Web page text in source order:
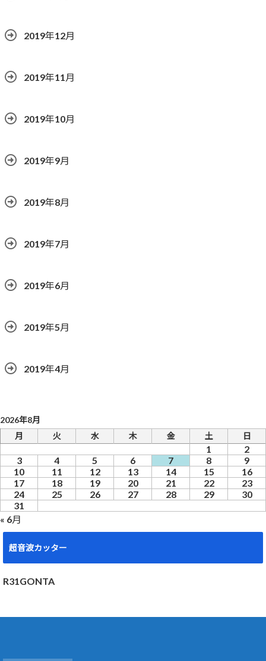
2019年12月
2019年11月
2019年10月
2019年9月
2019年8月
2019年7月
2019年6月
2019年5月
2019年4月
2026年8月
月
火 水 木 金 土 日
1
2
3
4 5 6 7 8
9
10
11 12 13 14 15
16
17
18 19 20 21 22
23
24
25 26 27 28 29
30
31
« 6月
超音波カッター
R31GONTA